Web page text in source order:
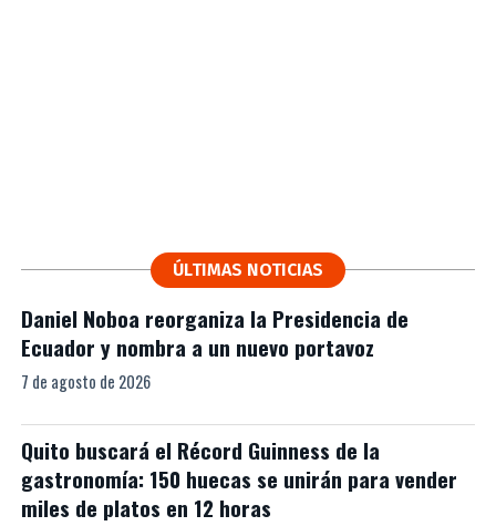
ÚLTIMAS NOTICIAS
Daniel Noboa reorganiza la Presidencia de
Ecuador y nombra a un nuevo portavoz
7 de agosto de 2026
Quito buscará el Récord Guinness de la
gastronomía: 150 huecas se unirán para vender
miles de platos en 12 horas